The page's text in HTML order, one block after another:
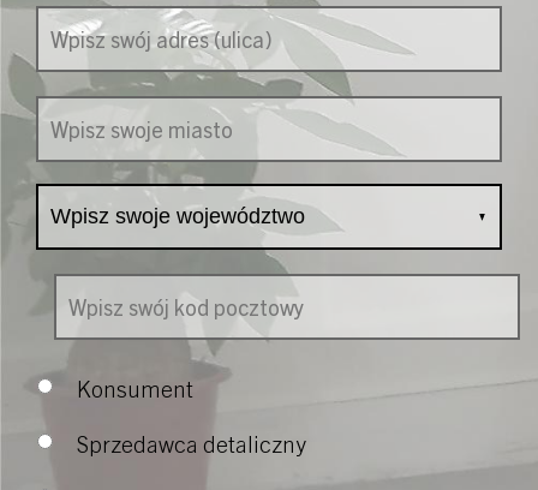
Address *
Street Address
City
State
ZIP Code
Konsument
Sprzedawca detaliczny